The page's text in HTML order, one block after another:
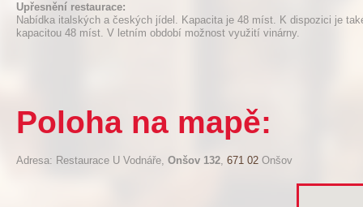
Upřesnění restaurace:
Nabídka italských a českých jídel. Kapacita je 48 míst. K dispozici je
kapacitou 48 míst. V letním období možnost využití vinárny.
Poloha na mapě:
Adresa: Restaurace U Vodnáře, Onšov 132, 671 02 Onšov